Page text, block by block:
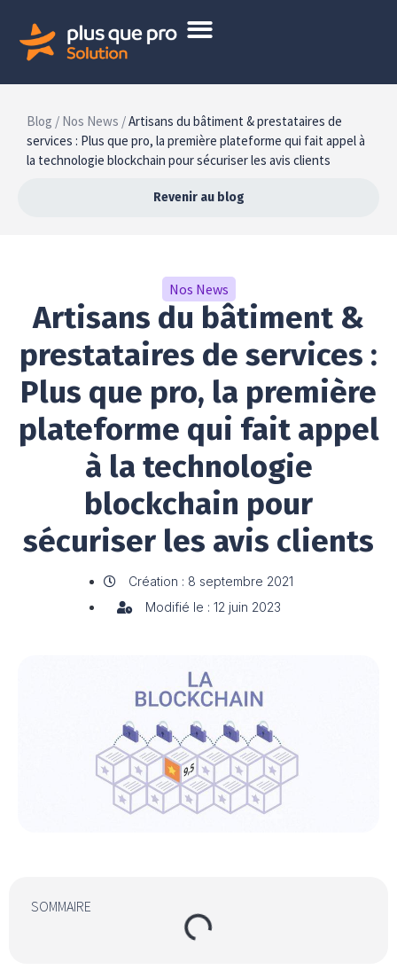
Blog / Nos News /Artisans du bâtiment & prestataires de
services : Plus que pro, la première plateforme qui fait appel à
la technologie blockchain pour sécuriser les avis clients
Revenir au blog
Nos News
Artisans du bâtiment &
prestataires de services :
Plus que pro, la première
plateforme qui fait appel
à la technologie
blockchain pour
sécuriser les avis clients
Création : 8 septembre 2021
Modifié le : 12 juin 2023
SOMMAIRE